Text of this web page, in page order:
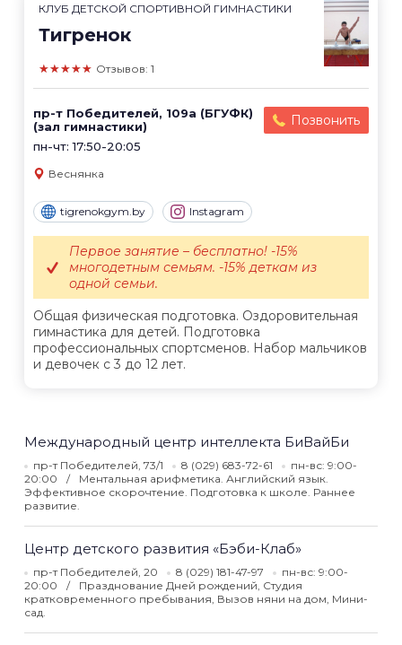
КЛУБ ДЕТСКОЙ СПОРТИВНОЙ ГИМНАСТИКИ
Тигренок
★★★★★ Отзывов: 1
пр-т Победителей, 109а (БГУФК)
(зал гимнастики)
пн-чт: 17:50-20:05
Позвонить
Веснянка
tigrenokgym.by Instagram
Общая физическая подготовка. Оздоровительная
гимнастика для детей. Подготовка
профессиональных спортсменов. Набор мальчиков
и девочек с 3 до 12 лет.
Первое занятие – бесплатно! -15%
многодетным семьям. -15% деткам из
одной семьи.
Международный центр интеллекта БиВайБи
пр-т Победителей, 73/1 8 (029) 683-72-61
пн-вс: 9:00-
20:00
Ментальная арифметика. Английский язык.
Эффективное скорочтение. Подготовка к школе. Раннее
развитие.
Центр детского развития «Бэби-Клаб»
пр-т Победителей, 20 8 (029) 181-47-97
пн-вс: 9:00-
20:00
Празднование Дней рождений, Студия
кратковременного пребывания, Вызов няни на дом, Мини-
сад.